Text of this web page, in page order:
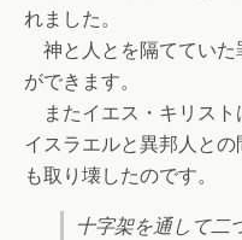
れました。
神と人とを隔てていた
ができます。
またイエス・キリスト
イスラエルと異邦人と
も取り壊したのです。
十字架を通して二